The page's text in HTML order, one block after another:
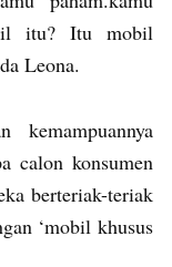
itu? Itu mobil
Leona.
kemampuannya
calon konsumen
berteriak-teriak
‘mobil khusus